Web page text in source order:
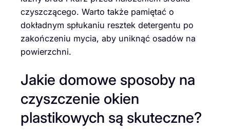
czyszczącego. Warto także pamiętać o
dokładnym spłukaniu resztek detergentu po
zakończeniu mycia, aby uniknąć osadów na
powierzchni.
Jakie domowe sposoby na
czyszczenie okien
plastikowych są skuteczne?